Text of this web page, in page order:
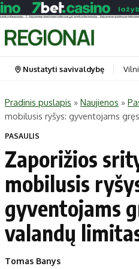
Portalas
Pradinis puslapis
Savivaldybės
Naujausi
Lietuva
Pasaulis
Nustatyti savivaldybę
Pradinis puslapis » Naujienos »
mobilusis ryšys: gyventojams
PASAULIS
Zaporižios
mobilusis
gyventojams
valandų
Tomas Banys